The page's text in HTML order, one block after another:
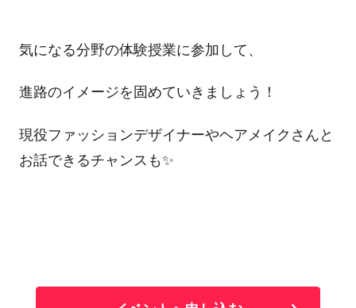
気になる分野の体験授業に参加して、
進路のイメージを固めていきましょう！
現役ファッションデザイナーやヘアメイクさんと
お話できるチャンスも✨